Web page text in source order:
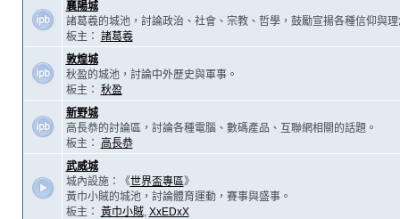
襄陽城
諸葛羲的城池，討論政治、社會、宗教、哲學，鼓勵宣揚各種信仰與理
板主： 諸葛羲
敦煌城
秋盈的城池，討論中外歷史與軍事。
板主： 秋盈
新野城
高長恭的討論區，討論各種電腦、數碼產品、互聯網相關的話題。
板主：
高長恭
武威城
城內設施：《世界盃專區》
黃巾小賊的城池，討論體育運動，賽事與盛事。
板主： 黃巾小賊, XxEDxX